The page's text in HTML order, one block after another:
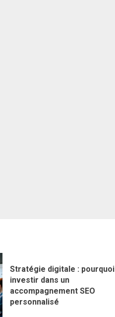
Stratégie digitale : pourquoi
investir dans un
accompagnement SEO
personnalisé